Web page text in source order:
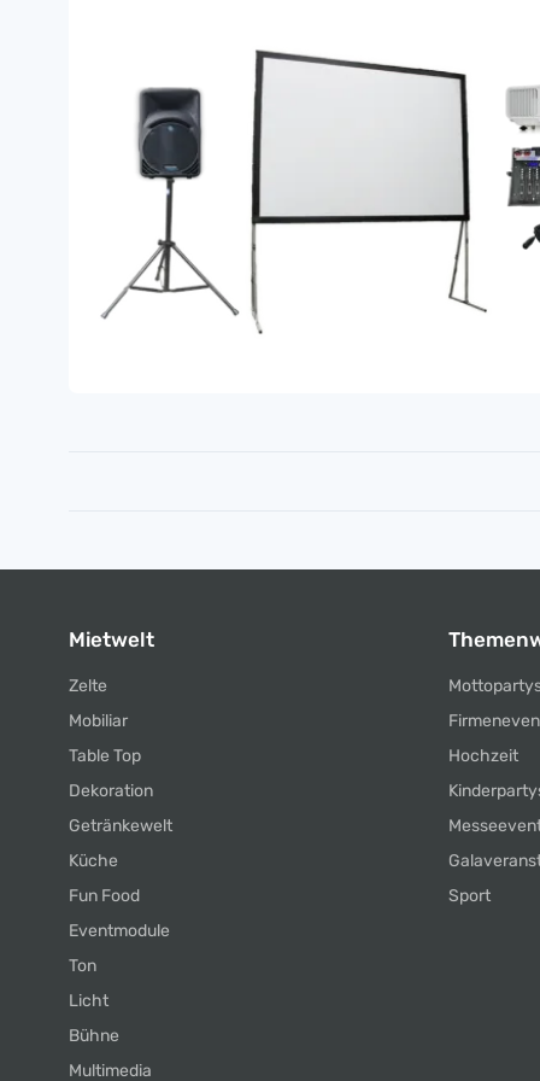
Mietwelt
Zelte
Mobiliar
Table Top
Dekoration
Getränkewelt
Küche
Fun Food
Eventmodule
Ton
Licht
Bühne
Multimedia
Hochzeit
Sport